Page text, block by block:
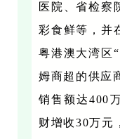
医院、省检察
彩食鲜等，并
粤港澳大湾区
姆商超的供应
销售额达400
财增收30万元